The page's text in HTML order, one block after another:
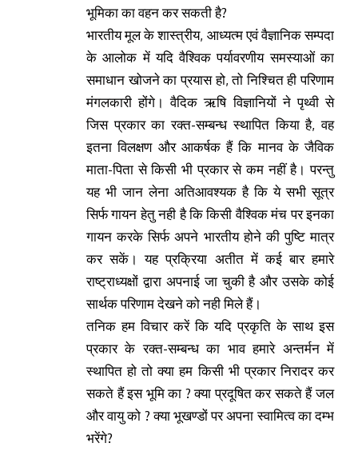
भूमिका का वहन कर सकती है?
भारतीय मूल के शास्त्रीय, आध्यत्म एवं वैज्ञानिक सम्पदा
के आलोक में यदि वैश्विक पर्यावरणीय समस्याओं का
समाधान खोजने का प्रयास हो, तो निश्चित ही परिणाम
मंगलकारी होंगे। वैदिक ऋषि विज्ञानियों ने पृथ्वी से
जिस प्रकार का रक्त-सम्बन्ध स्थापित किया है, वह
इतना विलक्षण और आकर्षक हैं कि मानव के जैविक
माता-पिता से किसी भी प्रकार से कम नहीं है। परन्तु
यह भी जान लेना अतिआवश्यक है कि ये सभी सूत्र
सिर्फ गायन हेतु नही है कि किसी वैश्विक मंच पर इनका
गायन करके सिर्फ अपने भारतीय होने की पुष्टि मात्र
कर सकें। यह प्रक्रिया अतीत में कई बार हमारे
राष्ट्राध्यक्षों द्वारा अपनाई जा चुकी है और उसके कोई
सार्थक परिणाम देखने को नही मिले हैं।
तनिक हम विचार करें कि यदि प्रकृति के साथ इस
प्रकार के रक्त-सम्बन्ध का भाव हमारे अन्तर्मन में
स्थापित हो तो क्या हम किसी भी प्रकार निरादर कर
सकते हैं इस भूमि का ? क्या प्रदूषित कर सकते हैं जल
और वायु को ? क्या भूखण्डों पर अपना स्वामित्व का दम्भ
भरेंगे?